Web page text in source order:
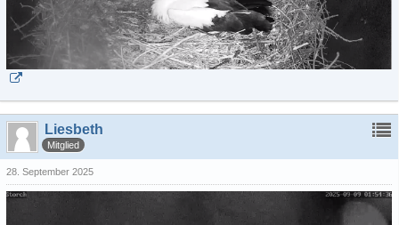
Liesbeth
Mitglied
28. September 2025